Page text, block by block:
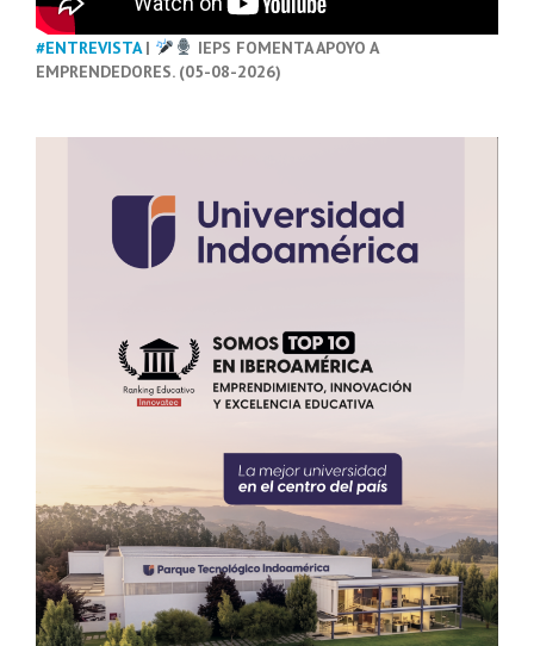
#ENTREVISTA|
IEPS FOMENTA APOYO A
EMPRENDEDORES. (05-08-2026)